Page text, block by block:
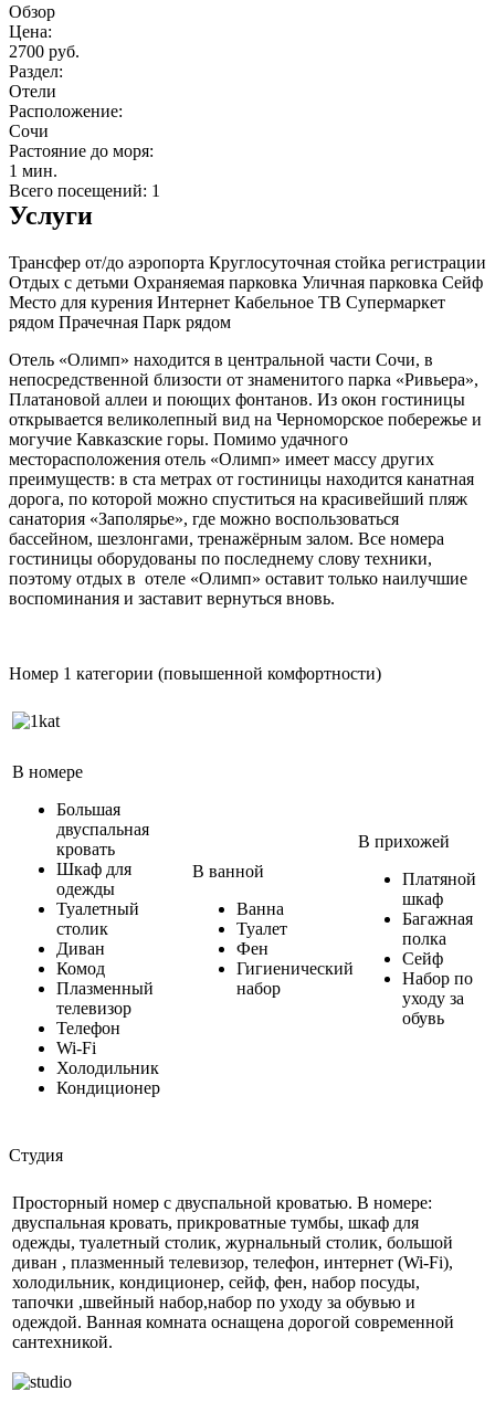
Обзор
Цена:
2700 руб.
Раздел:
Отели
Расположение:
Сочи
Растояние до моря:
1 мин.
Всего посещений: 1
Услуги
Трансфер от/до аэропорта Круглосуточная стойка регистрации
Отдых с детьми Охраняемая парковка Уличная парковка Сейф
Место для курения Интернет Кабельное ТВ Супермаркет
рядом Прачечная Парк рядом
Отель «Олимп» находится в центральной части Сочи, в
непосредственной близости от знаменитого парка «Ривьера»,
Платановой аллеи и поющих фонтанов. Из окон гостиницы
открывается великолепный вид на Черноморское побережье и
могучие Кавказские горы. Помимо удачного
месторасположения отель «Олимп» имеет массу других
преимуществ: в ста метрах от гостиницы находится канатная
дорога, по которой можно спуститься на красивейший пляж
санатория «Заполярье», где можно воспользоваться
бассейном, шезлонгами, тренажёрным залом. Все номера
гостиницы оборудованы по последнему слову техники,
поэтому отдых в отеле «Олимп» оставит только наилучшие
воспоминания и заставит вернуться вновь.
Номер 1 категории (повышенной комфортности)
В номере
Большая
двуспальная
кровать
Шкаф для
одежды
Туалетный
столик
Диван
Комод
Плазменный
телевизор
Телефон
Wi-Fi
Холодильник
Кондиционер
В ванной
Ванна
Туалет
Фен
Гигиенический
набор
В прихожей
Платяной
шкаф
Багажная
полка
Сейф
Набор по
уходу за
обувь
Студия
Просторный номер с двуспальной кроватью. В номере:
двуспальная кровать, прикроватные тумбы, шкаф для
одежды, туалетный столик, журнальный столик, большой
диван , плазменный телевизор, телефон, интернет (Wi-Fi),
холодильник, кондиционер, сейф, фен, набор посуды,
тапочки ,швейный набор,набор по уходу за обувью и
одеждой. Ванная комната оснащена дорогой современной
сантехникой.